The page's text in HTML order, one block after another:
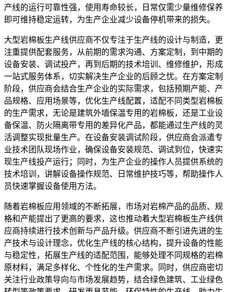
产线的运行可靠性强，使用寿命较长，日常仅需少量维修保养
即可维持稳定运转，为生产企业减少设备停机带来的损失。
大型岩棉板生产线供应商不仅专注于生产线的设计与制造，更
注重提供配套服务，从前期的需求沟通、方案定制，到中期的
设备安装、调试投产，再到后期的技术培训、维修维护，形成
一站式服务体系，切实解决生产企业的后顾之忧。在方案定制
阶段，供应商会结合生产企业的实际需求，包括预期产能、产
品规格、应用场景等，优化生产线配置，适配不同类型岩棉板
的生产需求，无论是建筑外墙保温专用的岩棉板，还是工业设
备保温、防火隔离带专用的差异化产品，都能通过生产线的灵
活调整实现批量生产。在设备安装调试阶段，供应商会派遣专
业技术团队现场作业，确保设备安装规范、调试到位，快速实
现生产线投产运行；同时，为生产企业的操作人员提供系统的
技术培训，讲解设备操作规范、日常维护技巧等，帮助操作人
员快速掌握设备使用方法。
随着岩棉板应用领域的不断拓展，市场对岩棉产品的品质、规
格和产能提出了更高的要求，这也推动着大型岩棉板生产线供
应商持续进行技术创新与产品升级。供应商不断引进先进的生
产技术与设计理念，优化生产线的核心结构，提升设备的性能
与稳定性，拓展生产线的适配范围，能够处理不同规格的岩棉
原材料，满足多样化、个性化的生产需求。同时，供应商密切
关注行业政策导向与市场发展趋势，结合绿色建筑、工业绿色